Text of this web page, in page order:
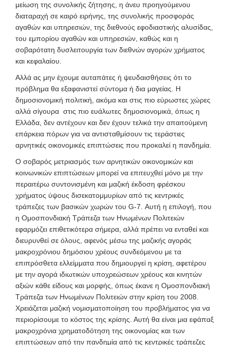
μείωση της συνολικής ζήτησης, η άνευ προηγούμενου
διαταραχή σε καιρό ειρήνης, της συνολικής προσφοράς
αγαθών και υπηρεσιών, της διεθνούς εφοδιαστικής αλυσίδας,
του εμπορίου αγαθών και υπηρεσιών, καθώς και η
σοβαρότατη δυσλειτουργία των διεθνών αγορών χρήματος
και κεφαλαίου.
Αλλά ας μην έχουμε αυταπάτες ή ψευδαισθήσεις ότι το
πρόβλημα θα εξαφανιστεί σύντομα ή δια μαγείας. Η
δημοσιονομική πολιτική, ακόμα και στις πιο εύρωστες χώρες
αλλά σίγουρα στις πιο ευάλωτες δημοσιονομικά, όπως η
Ελλάδα, δεν αντέχουν και δεν έχουν τελικά την απαιτούμενη
επάρκεια πόρων για να αντισταθμίσουν τις τεράστιες
αρνητικές οικονομικές επιπτώσεις που προκαλεί η πανδημία.
Ο σοβαρός μετριασμός των αρνητικών οικονομικών και
κοινωνικών επιπτώσεων μπορεί να επιτευχθεί μόνο με την
περαιτέρω συντονισμένη και μαζική έκδοση φρέσκου
χρήματος ύψους δισεκατομμυρίων από τις κεντρικές
τράπεζες των βασικών χωρών του G-7. Αυτή η επιλογή, που
η Ομοσπονδιακή Τράπεζα των Ηνωμένων Πολιτειών
εφαρμόζει επιθετικότερα σήμερα, αλλά πρέπει να ενταθεί και
διευρυνθεί σε όλους, αφενός μέσω της μαζικής αγοράς
μακροχρόνιου δημόσιου χρέους συνδεόμενου με τα
επιπρόσθετα ελλείμματα που δημιουργεί η κρίση, αφετέρου
με την αγορά ιδιωτικών υποχρεώσεων χρέους και κινητών
αξιών κάθε είδους και μορφής, όπως έκανε η Ομοσπονδιακή
Τράπεζα των Ηνωμένων Πολιτειών στην κρίση του 2008.
Χρειάζεται μαζική νομισματοποίηση του προβλήματος για να
περιορίσουμε το κόστος της κρίσης. Αυτή θα είναι μια εφάπαξ
μακροχρόνια χρηματοδότηση της οικονομίας και των
επιπτώσεων από την πανδημία από τις κεντρικές τράπεζες